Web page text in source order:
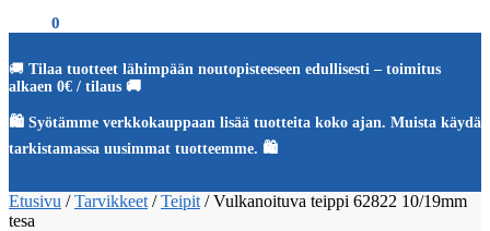
0
🚚 Tilaa tuotteet lähimpään noutopisteeseen edullisesti – toimitus
alkaen 0€ / tilaus 🚚
🛍️ Syötämme verkkokauppaan lisää tuotteita koko ajan. Muista käydä
tarkistamassa uusimmat tuotteemme. 🛍️
Etusivu /Tarvikkeet /Teipit /Vulkanoituva teippi 62822 10/19mm
tesa